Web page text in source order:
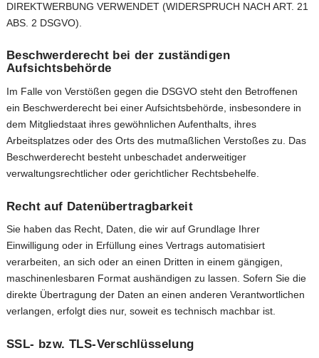
DIREKTWERBUNG VERWENDET (WIDERSPRUCH NACH ART. 21
ABS. 2 DSGVO).
Beschwerderecht bei der zuständigen
Aufsichtsbehörde
Im Falle von Verstößen gegen die DSGVO steht den Betroffenen
ein Beschwerderecht bei einer Aufsichtsbehörde, insbesondere in
dem Mitgliedstaat ihres gewöhnlichen Aufenthalts, ihres
Arbeitsplatzes oder des Orts des mutmaßlichen Verstoßes zu. Das
Beschwerderecht besteht unbeschadet anderweitiger
verwaltungsrechtlicher oder gerichtlicher Rechtsbehelfe.
Recht auf Datenübertragbarkeit
Sie haben das Recht, Daten, die wir auf Grundlage Ihrer
Einwilligung oder in Erfüllung eines Vertrags automatisiert
verarbeiten, an sich oder an einen Dritten in einem gängigen,
maschinenlesbaren Format aushändigen zu lassen. Sofern Sie die
direkte Übertragung der Daten an einen anderen Verantwortlichen
verlangen, erfolgt dies nur, soweit es technisch machbar ist.
SSL- bzw. TLS-Verschlüsselung